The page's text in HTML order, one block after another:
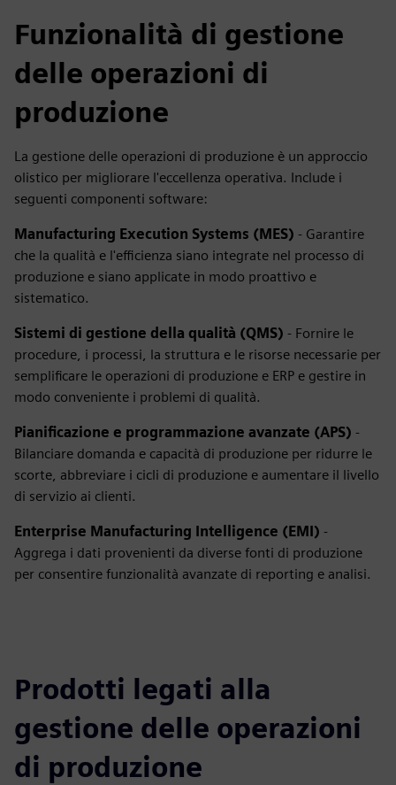
Funzionalità di gestione
delle operazioni di
produzione
La gestione delle operazioni di produzione è un approccio
olistico per migliorare l'eccellenza operativa. Include i
seguenti componenti software:
Manufacturing Execution Systems (MES) - Garantire
che la qualità e l'efficienza siano integrate nel processo di
produzione e siano applicate in modo proattivo e
sistematico.
Sistemi di gestione della qualità (QMS) - Fornire le
procedure, i processi, la struttura e le risorse necessarie per
semplificare le operazioni di produzione e ERP e gestire in
modo conveniente i problemi di qualità.
Pianificazione e programmazione avanzate (APS) -
Bilanciare domanda e capacità di produzione per ridurre le
scorte, abbreviare i cicli di produzione e aumentare il livello
di servizio ai clienti.
Enterprise Manufacturing Intelligence (EMI) -
Aggrega i dati provenienti da diverse fonti di produzione
per consentire funzionalità avanzate di reporting e analisi.
Prodotti legati alla
gestione delle operazioni
di produzione